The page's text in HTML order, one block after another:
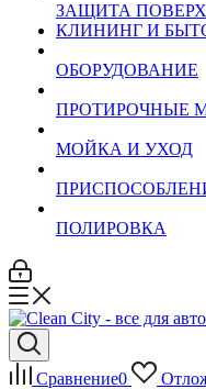
ЗАЩИТА
КЛИНИНГ И
ОБОРУДОВАНИЕ
ПРОТИРОЧНЫЕ
МОЙКА И УХОД
ПОЛИРОВКА
Сравнение0